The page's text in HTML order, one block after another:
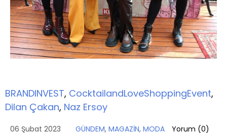
BRANDINVEST, CocktailandLoveShoppingEvent,
Dilan Çakan, Naz Ersoy
06 Şubat 2023 GÜNDEM, MAGAZİN, MODA Yorum (0)